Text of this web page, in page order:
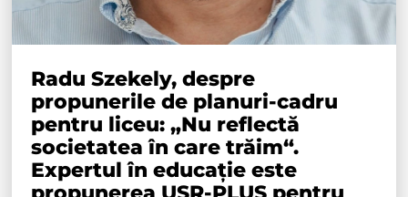
Radu Szekely, despre
propunerile de planuri-cadru
pentru liceu: „Nu reflectă
societatea în care trăim“.
Expertul în educație este